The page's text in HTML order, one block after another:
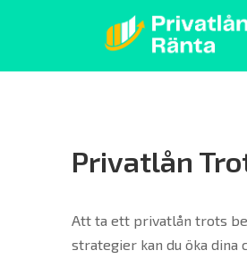
Privatlån
Privatlån
Att ta ett privatlån trots
strategier kan du öka dina